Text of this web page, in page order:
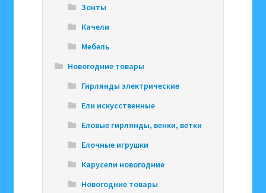
Зонты
Качели
Мебель
Новогодние товары
Гирлянды электрические
Ели искусственные
Еловые гирлянды, венки, ветки
Елочные игрушки
Карусели новогодние
Новогодние товары